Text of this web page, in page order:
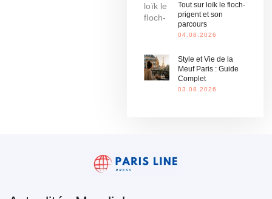
Tout sur loïk le floch-
prigent et son
parcours
04.08.2026
Style et Vie de la
Meuf Paris : Guide
Complet
03.08.2026